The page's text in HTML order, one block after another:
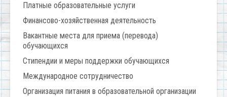
Платные образовательные услуги
Финансово-хозяйственная деятельность
Вакантные места для приема (перевода)
обучающихся
Стипендии и меры поддержки обучающихся
Международное сотрудничество
Организация питания в образовательной организации